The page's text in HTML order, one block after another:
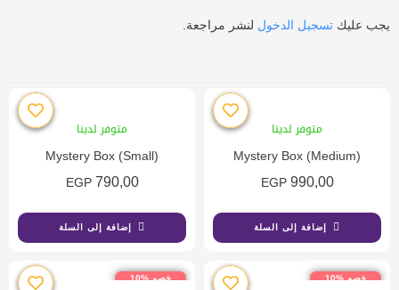
يجب عليك تسجيل الدخول لنشر مراجعة.
متوفر لدينا
Mystery Box (Medium)
990,00
EGP
إضافة إلى السلة
متوفر لدينا
Mystery Box (Small)
790,00
EGP
إضافة إلى السلة
خصم %10 خصم %10